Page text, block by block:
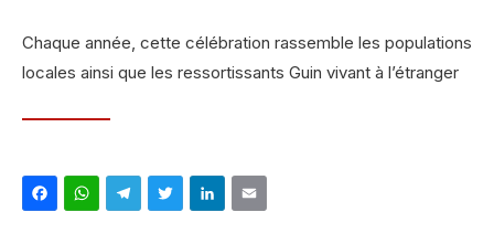
Chaque année, cette célébration rassemble les populations
locales ainsi que les ressortissants Guin vivant à l’étranger
Facebook
WhatsApp
Telegram
Twitter
LinkedIn